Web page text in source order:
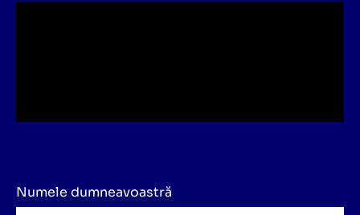
Numele dumneavoastră